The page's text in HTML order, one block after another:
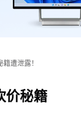
遭泄露！
价秘籍